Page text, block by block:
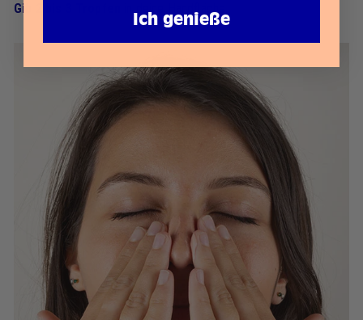
Gib 2 bis 3 Tropfen in deine Handfläche.
Ich genieße